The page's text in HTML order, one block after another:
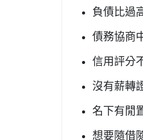
負債比過
債務協商
信用評分
沒有薪轉
名下有閒
想要隨借